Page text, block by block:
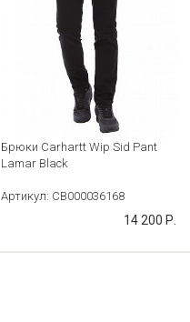
Брюки Carhartt Wip Sid Pant
Lamar Black
Артикул: CB000036168
14 200 Р.